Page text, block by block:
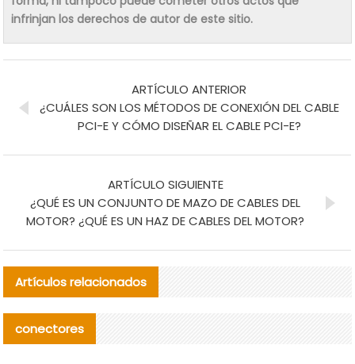
infrinjan los derechos de autor de este sitio.
ARTÍCULO ANTERIOR
¿CUÁLES SON LOS MÉTODOS DE CONEXIÓN DEL CABLE
PCI-E Y CÓMO DISEÑAR EL CABLE PCI-E?
ARTÍCULO SIGUIENTE
¿QUÉ ES UN CONJUNTO DE MAZO DE CABLES DEL
MOTOR? ¿QUÉ ES UN HAZ DE CABLES DEL MOTOR?
Artículos relacionados
conectores